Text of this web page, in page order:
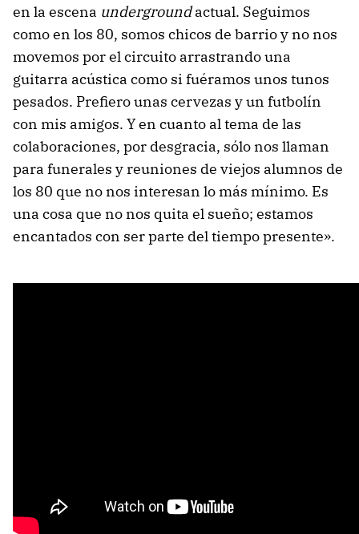
en la escena undergroundactual. Seguimos
como en los 80, somos chicos de barrio y no nos
movemos por el circuito arrastrando una
guitarra acústica como si fuéramos unos tunos
pesados. Prefiero unas cervezas y un futbolín
con mis amigos. Y en cuanto al tema de las
colaboraciones, por desgracia, sólo nos llaman
para funerales y reuniones de viejos alumnos de
los 80 que no nos interesan lo más mínimo. Es
una cosa que no nos quita el sueño; estamos
encantados con ser parte del tiempo presente».